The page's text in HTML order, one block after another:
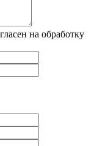
на обработку